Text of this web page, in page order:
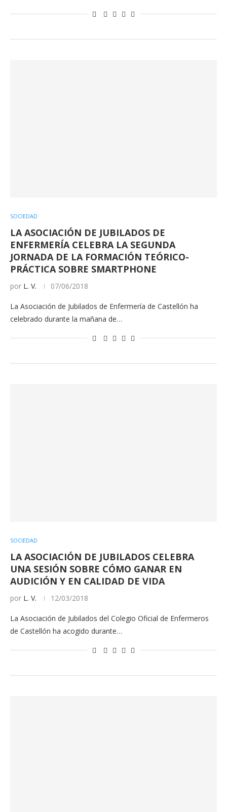
SOCIEDAD
LA ASOCIACIÓN DE JUBILADOS DE
ENFERMERÍA CELEBRA LA SEGUNDA
JORNADA DE LA FORMACIÓN TEÓRICO-
PRÁCTICA SOBRE SMARTPHONE
por L. V. 07/06/2018
La Asociación de Jubilados de Enfermería de Castellón ha
celebrado durante la mañana de…
SOCIEDAD
LA ASOCIACIÓN DE JUBILADOS CELEBRA
UNA SESIÓN SOBRE CÓMO GANAR EN
AUDICIÓN Y EN CALIDAD DE VIDA
por L. V. 12/03/2018
La Asociación de Jubilados del Colegio Oficial de Enfermeros
de Castellón ha acogido durante…